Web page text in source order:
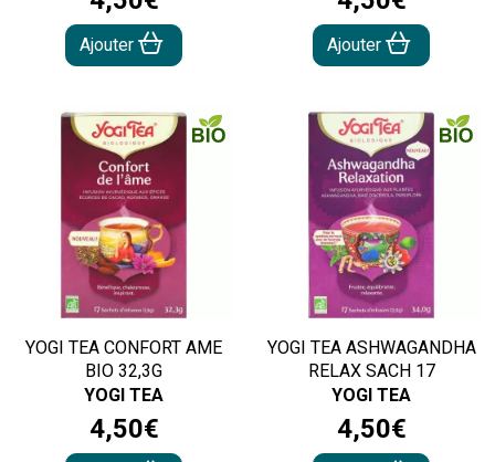
Ajouter Ajouter
YOGI TEA CONFORT AME
BIO 32,3G
YOGI TEA
4,50€
YOGI TEA ASHWAGANDHA
RELAX SACH 17
YOGI TEA
4,50€